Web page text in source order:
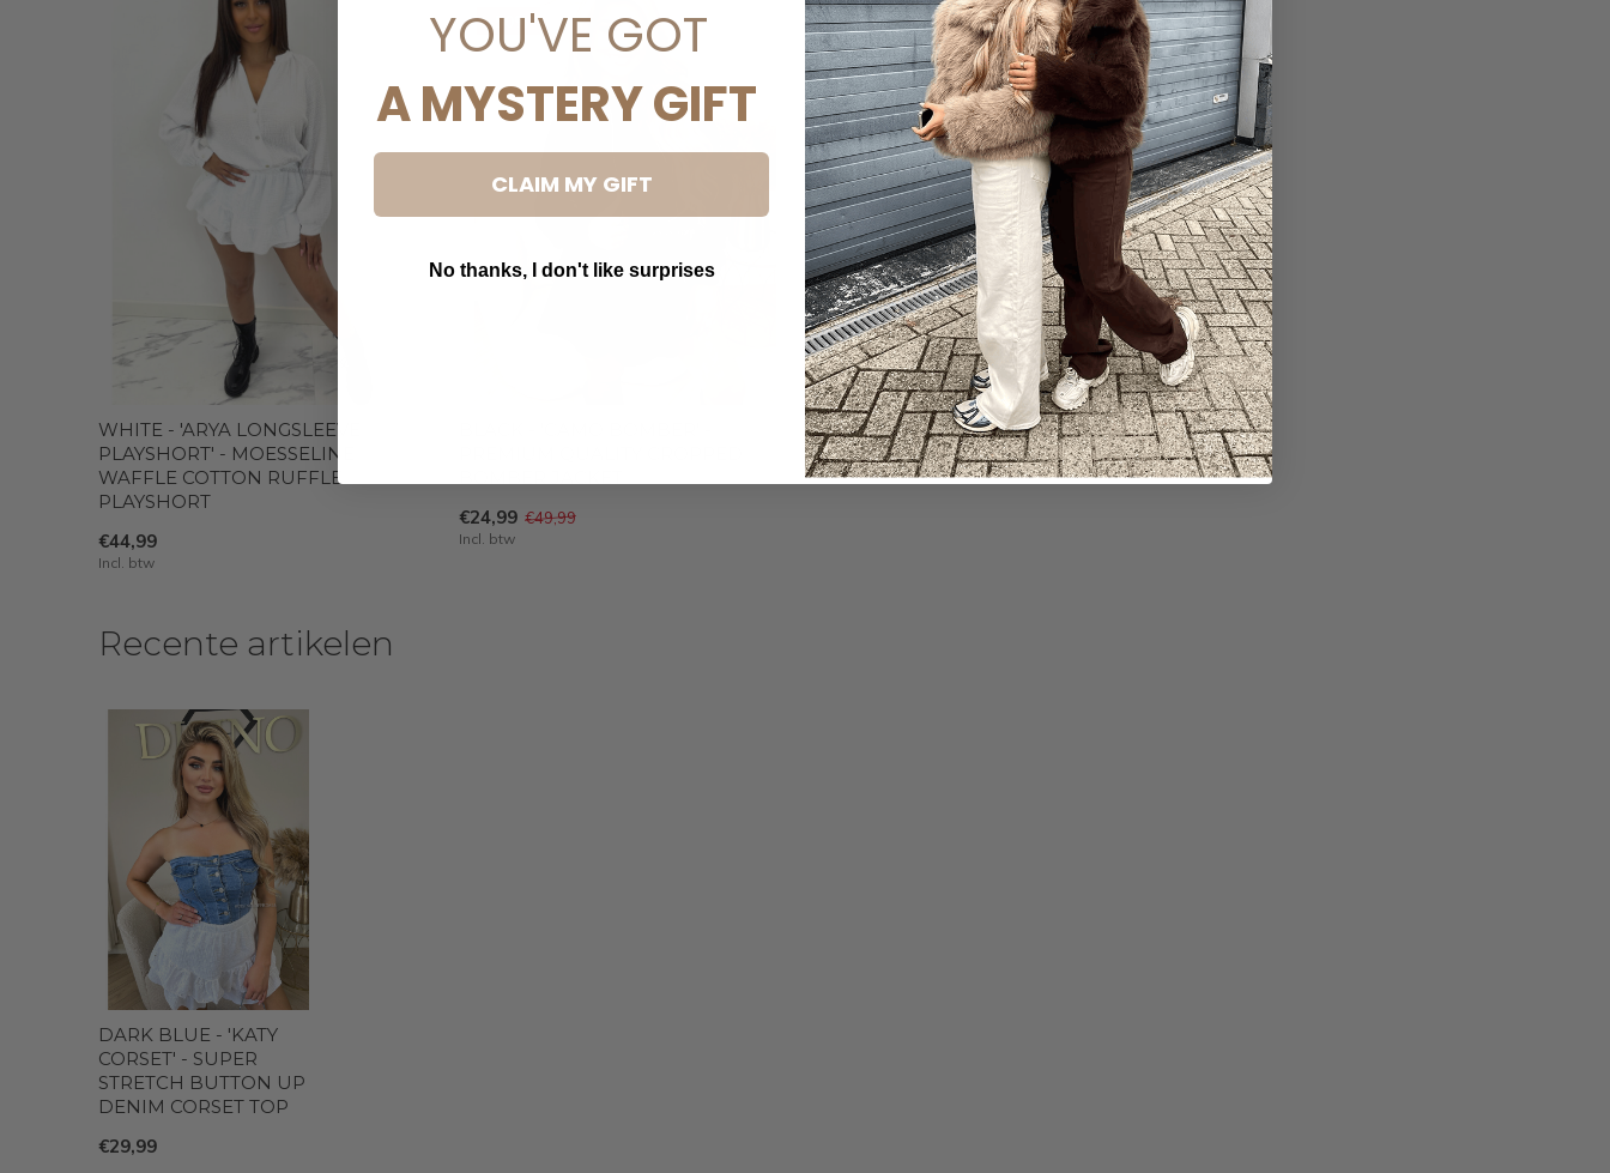
WHITE - 'ARYA LONGSLEEVE
PLAYSHORT' - MOESSELINE
WAFFLE COTTON RUFFLE
PLAYSHORT
€44,99
Incl. btw
-50%
€24,99 €49,99
Incl. btw
Recente artikelen
DARK BLUE - 'KATY
CORSET' - SUPER
STRETCH BUTTON UP
DENIM CORSET TOP
€29,99
YOU'VE GOT
A MYSTERY GIFT
CLAIM MY GIFT
No thanks, I don't like surprises